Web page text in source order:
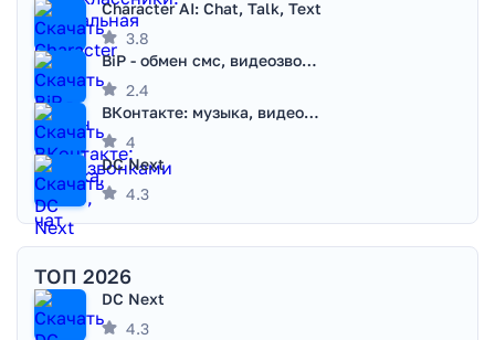
Character AI: Chat, Talk, Text
3.8
BiP - обмен смс, видеозвонками
2.4
ВКонтакте: музыка, видео, чат
4
DC Next
4.3
ТОП 2026
DC Next
4.3